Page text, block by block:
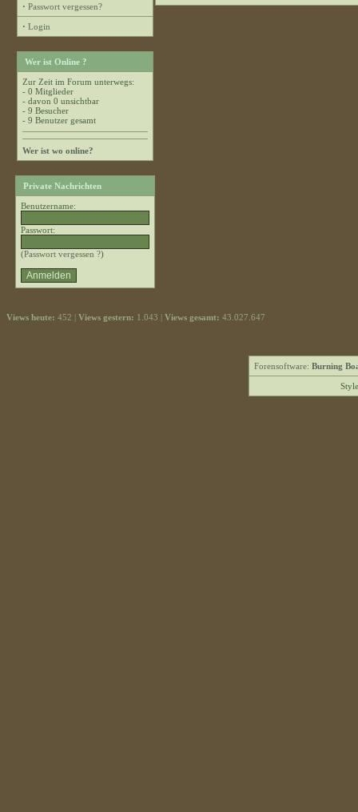
· Passwort vergessen?
· Login
Wer ist Online ?
Zur Zeit im Forum unterwegs:
- 0 Mitglieder
- davon 0 unsichtbar
- 9 Besucher
- 9 Benutzer gesamt
Wer ist wo online?
Private Nachrichten
Benutzername:
Passwort:
(Passwort vergessen ?)
Views heute: 452 | Views gestern: 1.043 | Views gesamt: 43.027.647
Forensoftware: Burning